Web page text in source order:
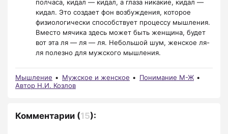
полчаса, кидал — кидал, а глаза никакие, кидал —
кидал. Это создает фон возбуждения, которое
физиологически способствует процессу мышления.
Вместо мячика здесь может быть женщина, будет
вот эта ля — ля — ля. Небольшой шум, женское ля-
ля полезно для мужского мышления.
Мышление Мужское и женское
Понимание М-Ж
Автор Н.И. Козлов
Комментарии (15):